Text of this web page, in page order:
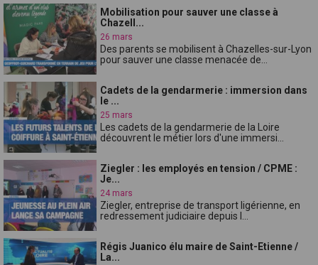
Mobilisation pour sauver une classe à
Chazell...
26 mars
Des parents se mobilisent à Chazelles-sur-Lyon
pour sauver une classe menacée de...
Cadets de la gendarmerie : immersion dans
le ...
25 mars
Les cadets de la gendarmerie de la Loire
découvrent le métier lors d'une immersi...
Ziegler : les employés en tension / CPME :
Je...
24 mars
Ziegler, entreprise de transport ligérienne, en
redressement judiciaire depuis l...
Régis Juanico élu maire de Saint-Etienne /
La...